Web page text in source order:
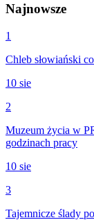
Najnowsze
1
Chleb słowiański
10 sie
2
Muzeum życia w
godzinach pracy
10 sie
3
Tajemnicze ślady